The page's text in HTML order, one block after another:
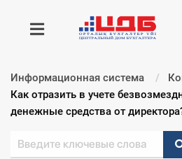
Получить консультацию
Информационная система
Текущий:
Как отразить в учете
денежные средства от